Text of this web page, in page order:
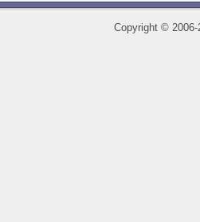
Copyright ©